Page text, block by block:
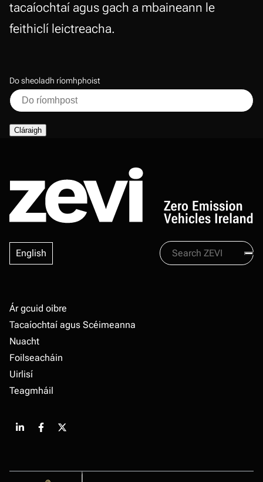
tacaíochtaí agus gach a mbaineann le
feithiclí leictreacha.
Do sheoladh ríomhphoist
English
Search
Zevi
Footer
Ár gcuid oibre
Tacaíochtaí agus Scéimeanna
Nuacht
Foilseacháin
Uirlisí
Teagmháil
LinkedInFacebook
X